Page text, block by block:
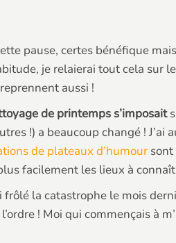
pause, certes bénéfique
je relaierai tout cela sur
aussi !
de printemps s’imposait
!) a beaucoup changé ! J’ai
de plateaux d’humour
facilement les lieux à
frôlé la catastrophe le mois
! Moi qui commençais à